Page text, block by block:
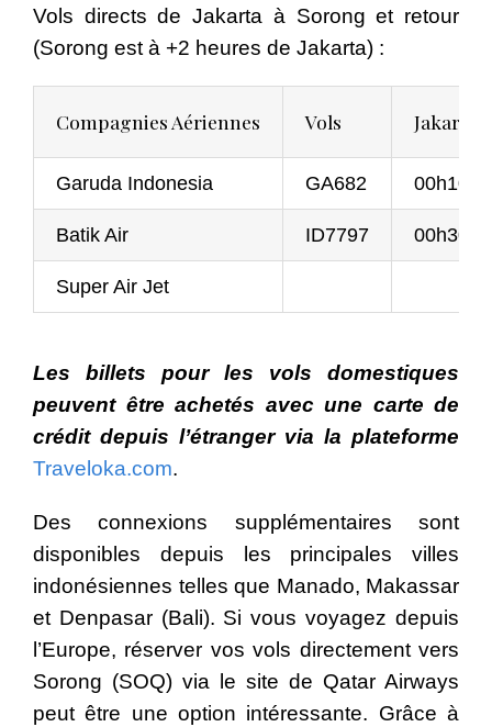
Vols directs de Jakarta à Sorong et retour
(Sorong est à +2 heures de Jakarta) :
Compagnies Aériennes Vols
Garuda Indonesia GA682 00h10 –
Batik Air ID7797 00h30 –
Super Air Jet
Les billets pour les vols domestiques
peuvent être achetés avec une carte de
crédit depuis l’étranger via la plateforme
Traveloka.com.
Des connexions supplémentaires sont
disponibles depuis les principales villes
indonésiennes telles que Manado, Makassar
et Denpasar (Bali). Si vous voyagez depuis
l’Europe, réserver vos vols directement vers
Sorong (SOQ) via le site de Qatar Airways
peut être une option intéressante. Grâce à